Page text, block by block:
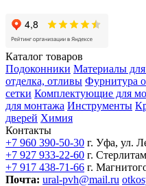
Каталог товаров
Подоконники Материалы для
отделка, отливы Фурнитура
сетки Комплектующие для
для монтажа Инструменты
дверей Химия
Контакты
+7 960 390-50-30 г. Уфа, ул.
+7 927 933-22-60 г.
+7 917 438-71-66 г.
Почта: ural-pvh@mail.ru